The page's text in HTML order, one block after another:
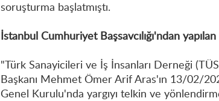
soruşturma başlatmıştı.
İstanbul Cumhuriyet Başsavcılığı'ndan
"Türk Sanayicileri ve İş İnsanları Derneği
Başkanı Mehmet Ömer Arif Aras'ın 13/02/
Genel Kurulu'nda yargıyı telkin ve